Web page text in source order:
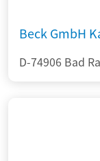
Beck GmbH
D-74906 Bad